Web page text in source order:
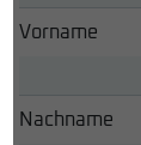
Vorname
Nachname